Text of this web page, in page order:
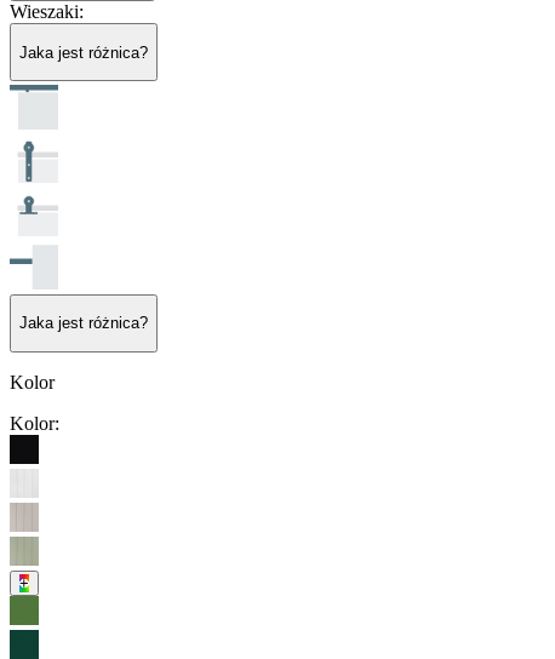
Wieszaki:
Jaka jest różnica?
Jaka jest różnica?
Kolor
Kolor:
+